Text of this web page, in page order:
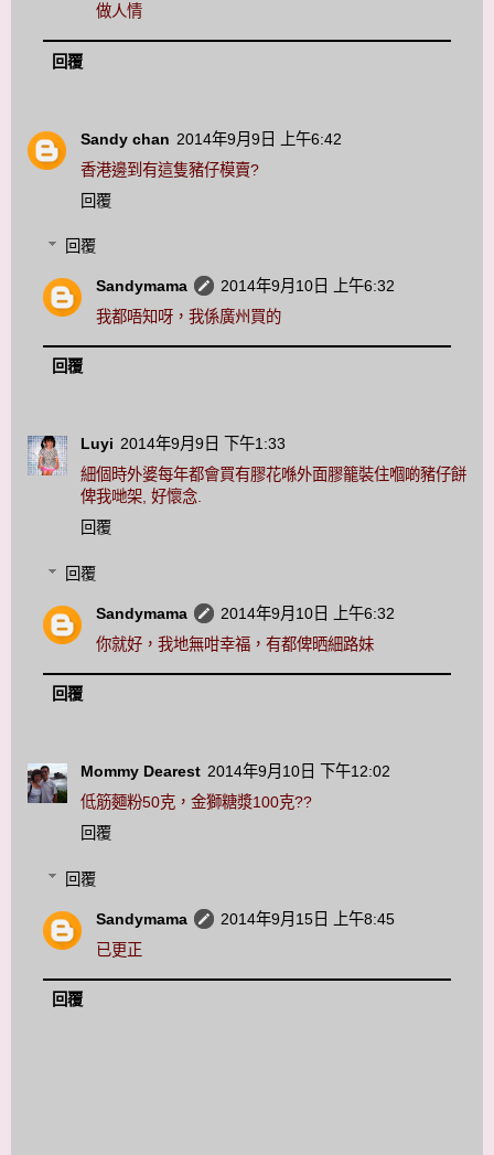
做人情
回覆
Sandy chan 2014年9月9日 上午6:42
香港邊到有這隻豬仔模賣?
回覆
回覆
Sandymama
2014年9月10日 上午6:32
我都唔知呀，我係廣州買的
回覆
Luyi 2014年9月9日 下午1:33
細個時外婆每年都會買有膠花喺外面膠籠裝住嗰啲豬仔餅
俾我哋架, 好懷念.
回覆
回覆
Sandymama
2014年9月10日 上午6:32
你就好，我地無咁幸福，有都俾晒細路妹
回覆
Mommy Dearest 2014年9月10日 下午12:02
低筋麵粉50克，金獅糖漿100克??
回覆
回覆
Sandymama
2014年9月15日 上午8:45
已更正
回覆